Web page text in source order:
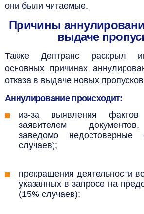
они были читаемые.
Причины
выдаче
Также Дептранс раскрыл
основных причинах
отказа в выдаче новых
Аннулирование происходит:
из-за выявления фактов
заявителем
заведомо недостоверные
случаев);
прекращения деятельности
указанных в запросе на
(15% случаев);